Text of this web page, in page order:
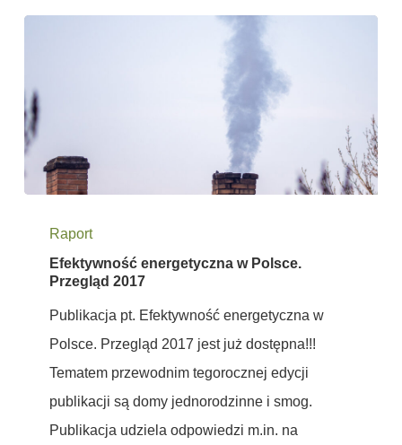
energetyczna
Przegląd
2017
Raport
Efektywność energetyczna w Polsce.
Przegląd 2017
Publikacja pt. Efektywność energetyczna w
Polsce. Przegląd 2017 jest już dostępna!!!
Tematem przewodnim tegorocznej edycji
publikacji są domy jednorodzinne i smog.
Publikacja udziela odpowiedzi m.in. na